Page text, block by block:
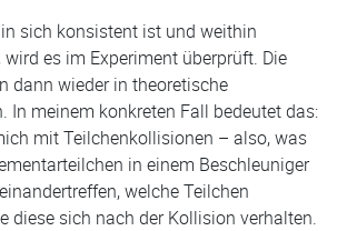
sich konsistent ist und weithin
es im Experiment überprüft. Die
dann wieder in theoretische
In meinem konkreten Fall bedeutet das:
mit Teilchenkollisionen – also, was
in einem Beschleuniger
welche Teilchen
diese sich nach der Kollision verhalten.